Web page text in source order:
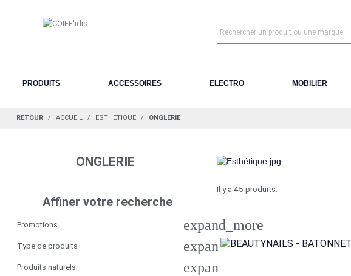
PRODUITS ACCESSOIRES ELECTRO MOBILIER
RETOUR ACCUEIL ESTHÉTIQUE ONGLERIE
ONGLERIE
Affiner votre recherche
Promotions expand_more
Type de produits expand_more
Produits naturels expand_more
Il y a 45 produits.